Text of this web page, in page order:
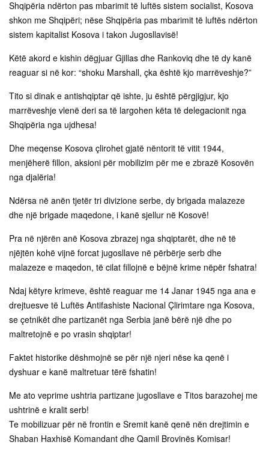
Shqipëria ndërton pas mbarimit të luftës sistem socialist, Kosova
shkon me Shqipëri; nëse Shqipëria pas mbarimit të luftës ndërton
sistem kapitalist Kosova i takon Jugosllavisë!
Këtë akord e kishin dëgjuar Gjillas dhe Rankoviq dhe të dy kanë
reaguar si në kor: “shoku Marshall, çka është kjo marrëveshje?”
Tito si dinak e antishqiptar që ishte, ju është përgjigjur, kjo
marrëveshje vlenë deri sa të largohen këta të delegacionit nga
Shqipëria nga ujdhesa!
Dhe meqense Kosova çlirohet gjatë nëntorit të vitit 1944,
menjëherë fillon, aksioni për mobilizim për me e zbrazë Kosovën
nga djalëria!
Ndërsa në anën tjetër tri divizione serbe, dy brigada malazeze
dhe një brigade maqedone, i kanë sjellur në Kosovë!
Pra në njërën anë Kosova zbrazej nga shqiptarët, dhe në të
njëjtën kohë vijnë forcat jugosllave në përbërje serb dhe
malazeze e maqedon, të cilat fillojnë e bëjnë krime nëpër fshatra!
Ndaj këtyre krimeve, është reaguar me 14 Janar 1945 nga ana e
drejtuesve të Luftës Antifashiste Nacional Çlirimtare nga Kosova,
se çetnikët dhe partizanët nga Serbia janë bërë një dhe po
maltretojnë e po vrasin shqiptar!
Faktet historike dëshmojnë se për një njeri nëse ka qenë i
dyshuar e kanë maltretuar tërë fshatin!
Me ato veprime ushtria partizane jugosllave e Titos barazohej me
ushtrinë e kralit serb!
Te mobilizuar për në frontin e Sremit kanë qenë nën drejtimin e
Shaban Haxhisë Komandant dhe Qamil Brovinës Komisar!